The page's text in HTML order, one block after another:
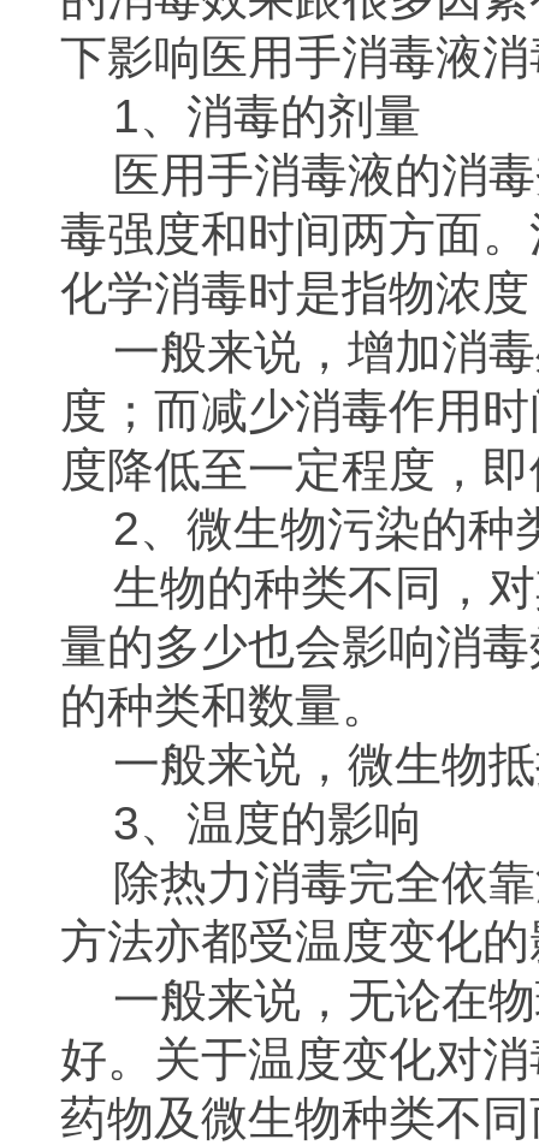
下影响医用手消毒液
1、消毒的剂量
医用手消毒液的消毒
毒强度和时间两方面
化学消毒时是指物浓
一般来说，增加消毒
度；而减少消毒作用
度降低至一定程度，
2、微生物污染的种
生物的种类不同，对
量的多少也会影响消
的种类和数量。
一般来说，微生物抵
3、温度的影响
除热力消毒完全依靠
方法亦都受温度变化
一般来说，无论在物
好。关于温度变化对
药物及微生物种类不